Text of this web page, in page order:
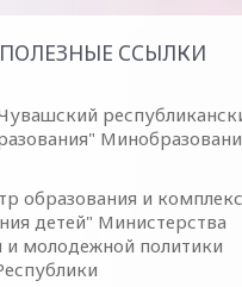
ПОЛЕЗНЫЕ ССЫЛКИ
образования и
детей" Министерства
и молодежной политики